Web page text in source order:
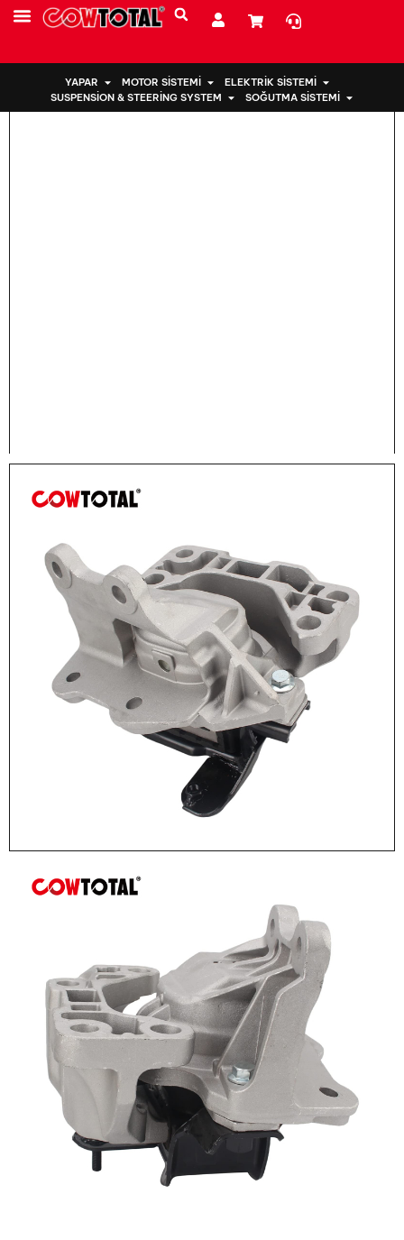
YAPAR MOTOR SISTEMI
ELEKTRIK SISTEMI
SUSPENSION & STEERING SYSTEM
SOĞUTMA SISTEMI
> Ford için Motor Takozu FB5Z-6038-B